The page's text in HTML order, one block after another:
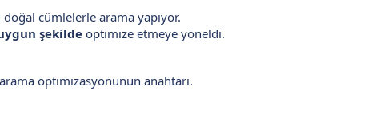
cümlelerle arama yapıyor.
şekilde optimize etmeye yöneldi.
optimizasyonunun anahtarı.